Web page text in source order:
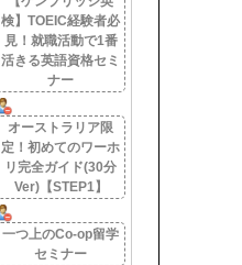
検】TOEIC経験者必
見！就職活動で1番
活きる英語資格セミ
ナー
オーストラリア限
定！初めてのワーホ
リ完全ガイド(30分
Ver)【STEP1】
一つ上のCo-op留学
セミナー